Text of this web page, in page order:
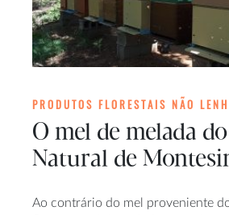
PRODUTOS FLORESTAIS NÃO
O mel de melada
Natural de
Ao contrário do mel proveniente